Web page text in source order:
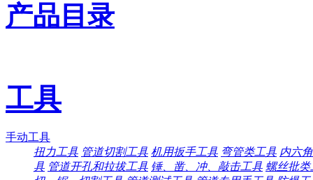
产品目录
工具
手动工具
扭力工具 管道切割工具 机用扳手工具 弯管类工具 内六
具 管道开孔和拉拔工具 锤、凿、冲、敲击工具 螺丝批类